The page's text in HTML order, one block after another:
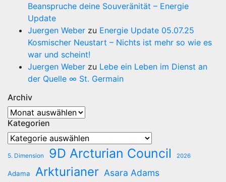
Beanspruche deine Souveränität – Energie
Update
Juergen Weber zu Energie Update 05.07.25
Kosmischer Neustart – Nichts ist mehr so wie es
war und scheint!
Juergen Weber zu Lebe ein Leben im Dienst an
der Quelle ∞ St. Germain
Archiv
Archiv
Kategorien
Kategorien
5. Dimension 9D Arcturian Council 2026
Adama Arkturianer Asara Adams